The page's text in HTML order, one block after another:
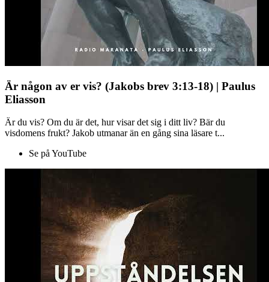
Är någon av er vis? (Jakobs brev 3:13-18) | Paulus
Eliasson
Är du vis? Om du är det, hur visar det sig i ditt liv? Bär du
visdomens frukt? Jakob utmanar än en gång sina läsare t...
Se på YouTube